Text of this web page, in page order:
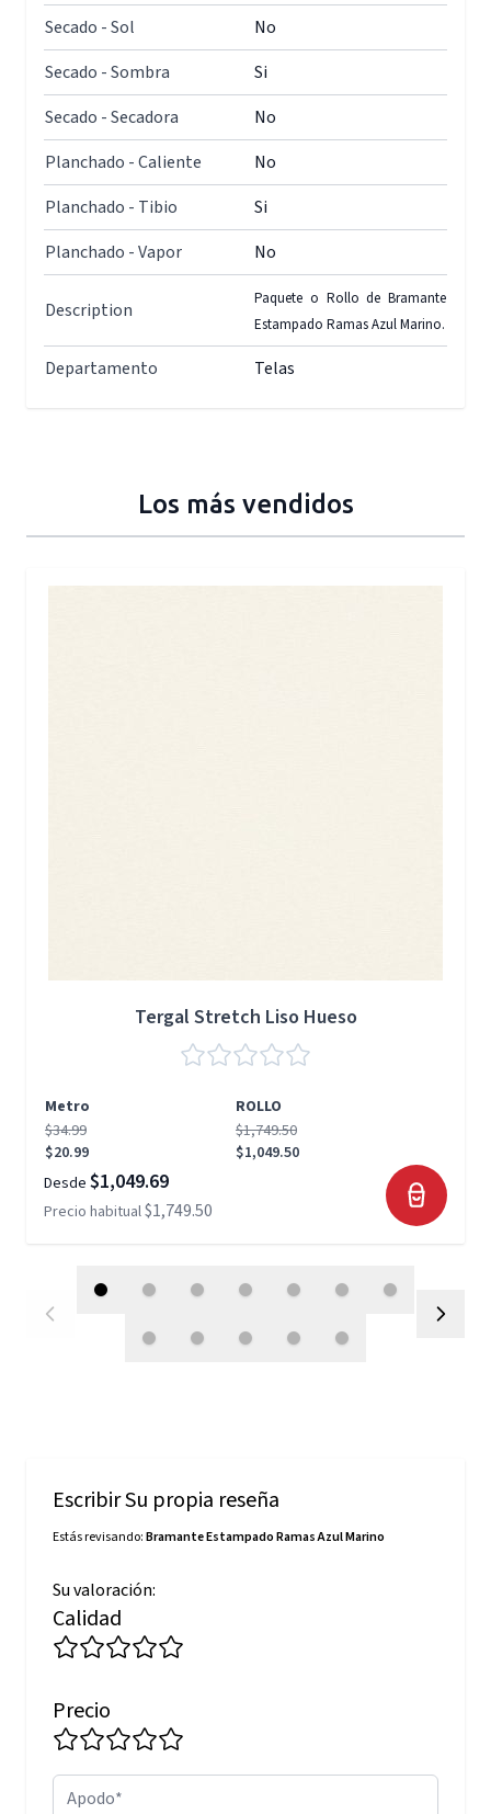
Secado - Sol
No
Secado - Sombra
Si
Secado - Secadora
No
Planchado - Caliente
No
Planchado - Tibio
Si
Planchado - Vapor
No
Description
Paquete o Rollo de Bramante
Estampado Ramas Azul Marino.
Departamento Telas
Los más vendidos
Tergal Stretch Liso Hueso
Metro
ROLLO
$34.99
$20.99
$1,749.50
$1,049.50
Desde $1,049.69
Precio habitual$1,749.50
Escribir Su propia reseña
Estás revisando:Bramante Estampado Ramas Azul Marino
Su valoración:
Calidad
Precio
Apodo